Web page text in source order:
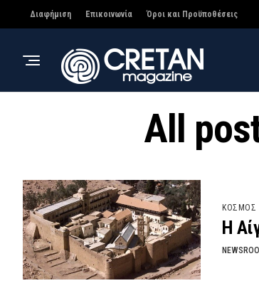
Διαφήμιση Επικοινωνία Όροι και Προϋποθέσεις
All
ΚΟΣΜΟΣ
Η